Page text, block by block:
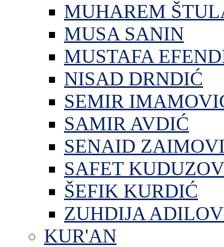
MUHAREM
MUSA SANIN
MUSTAFA
NISAD DRNDIĆ
SEMIR
SAMIR AVDIĆ
SENAID
SAFET
ŠEFIK KURDIĆ
ZUHDIJA
KUR'AN